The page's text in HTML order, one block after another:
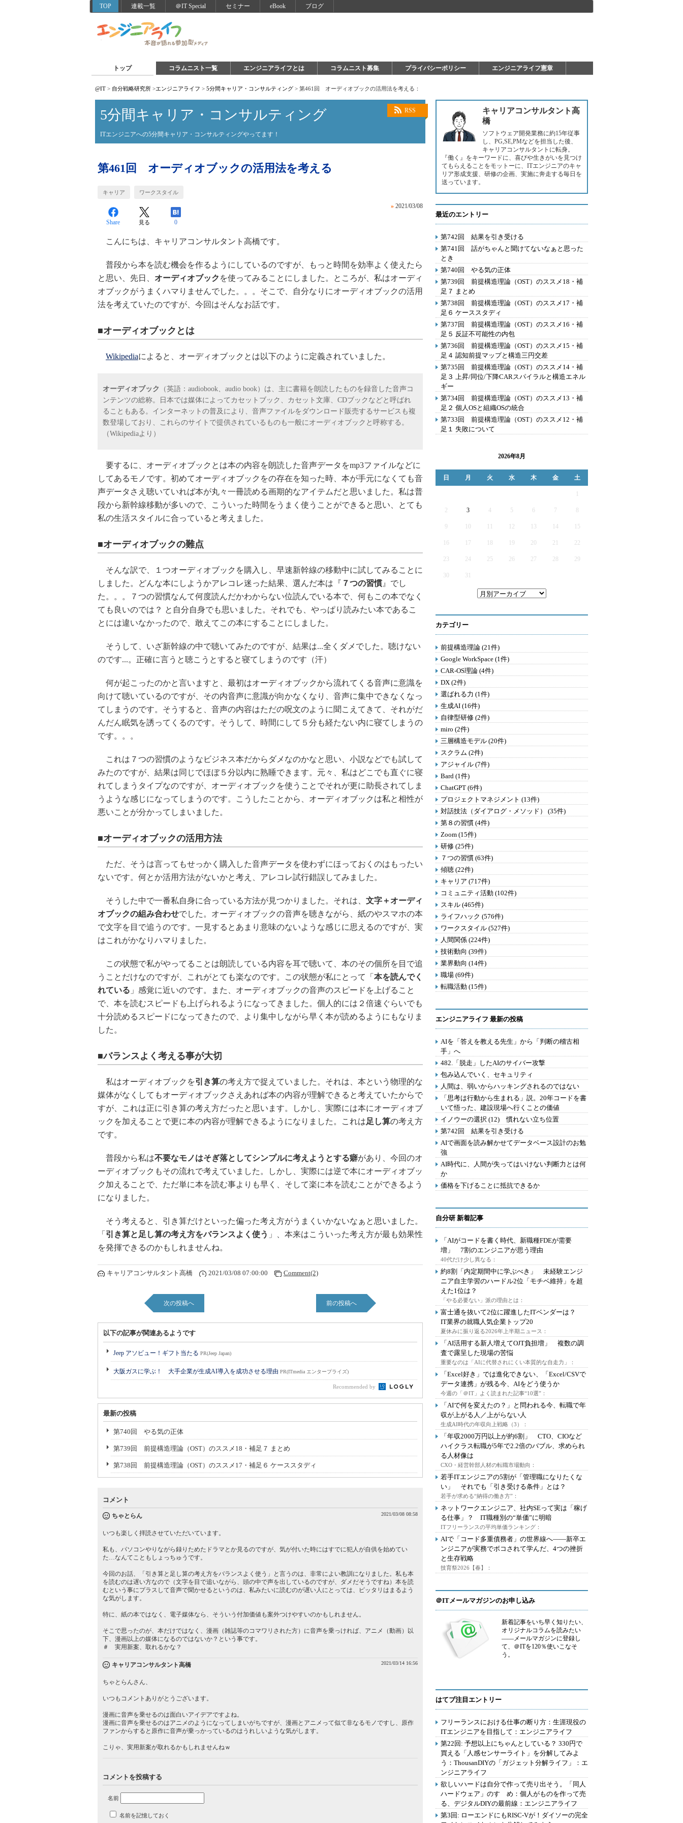
TOP 連載一覧 ＠IT Special セミナー eBook ブログ
トップ コラムニスト一覧 エンジニアライフとは コラムニスト募集 プライバシーポリシー エンジニアライフ憲章
@IT > 自分戦略研究所 >エンジニアライフ > 5分間キャリア・コンサルティング > 第461回 オーディオブックの活用法を考える：
RSS
5分間キャリア・コンサルティング
ITエンジニアへの5分間キャリア・コンサルティングやってます！
第461回 オーディオブックの活用法を考える
キャリア ワークスタイル
» 2021/03/08
Share 見る 0
こんにちは、キャリアコンサルタント高橋です。
普段から本を読む機会を作るようにしているのですが、もっと時間を効率よく使えたら
と思い、先日、 オーディオブック を使ってみることにしました。ところが、私はオーディ
オブックがうまくハマりませんでした。。。そこで、自分なりにオーディオブックの活用
法を考えていたのですが、今回はそんなお話です。
■オーディオブックとは
Wikipediaによると、オーディオブックとは以下のように定義されていました。
オーディオブック
（英語：audiobook、audio book）は、主に書籍を朗読したものを録音した音声コ
ンテンツの総称。日本では媒体によってカセットブック、カセット文庫、CDブックなどと呼ばれ
ることもある。インターネットの普及により、音声ファイルをダウンロード販売するサービスも複
数登場しており、これらのサイトで提供されているものも一般にオーディオブックと呼称する。
（Wikipediaより）
要するに、オーディオブックとは本の内容を朗読した音声データをmp3ファイルなどに
してあるモノです。初めてオーディオブックをの存在を知った時、本が手元になくても音
声データさえ聴いていれば本が丸々一冊読める画期的なアイテムだと思いました。私は普
段から新幹線移動が多いので、こういった時間をうまく使うことができると思い、とても
私の生活スタイルに合っていると考えました。
■オーディオブックの難点
そんな訳で、１つオーディオブックを購入し、早速新幹線の移動中に試してみることに
しました。どんな本にしようかアレコレ迷った結果、選んだ本は『 ７つの習慣 』でし
た。。。７つの習慣なんて何度読んだかわからない位読んでいる本で、何もこの本でなく
ても良いのでは？ と自分自身でも思いました。それでも、やっぱり読みたい本であるこ
とには違いなかったので、敢えてこの本にすることにしました。
そうして、いざ新幹線の中で聴いてみたのですが、結果は...全くダメでした。聴けない
のです...。正確に言うと聴こうとすると寝てしまうのです（汗）
何が起こったのかと言いますと、最初はオーディオブックから流れてくる音声に意識を
向けて聴いているのですが、その内音声に意識が向かなくなり、音声に集中できなくなっ
てしまうのです。そうすると、音声の内容はただの呪文のように聞こえてきて、それがだ
んだん眠気を誘ってくるのです。そうして、時間にして５分も経たない内に寝てしまうの
です。。。
これは７つの習慣のようなビジネス本だからダメなのかなと思い、小説などでも試して
みたのですが、結果は同じでほぼ５分以内に熟睡できます。元々、私はどこでも直ぐに寝
れてしまうタイプなのですが、オーディオブックを使うことでそれが更に助長されてしま
うような感じになってしまうのです。こうしたことから、オーディオブックは私と相性が
悪いことが分かってしまいました。
■オーディオブックの活用方法
ただ、そうは言ってもせっかく購入した音声データを使わずにほっておくのはもったい
ないです。何とか活用方法がないかと考え、アレコレ試行錯誤してみました。
そうした中で一番私自身に合っている方法が見つかりました。それは、 文字＋オーディ
オブックの組み合わせでした。オーディオブックの音声を聴きながら、紙のやスマホの本
で文字を目で追うのです。一見するとあまり意味のないような感じに思えるのですが、実
はこれがかなりハマりました。
この状態で私がやってることは朗読している内容を耳で聴いて、本のその個所を目で追
うことだけなのですが、これがとても楽なのです。この状態が私にとって「 本を読んでく
れている 」感覚に近いのです。また、オーディオブックの音声のスピードを上げること
で、本を読むスピードも上げられるようになってきました。個人的には２倍速ぐらいでも
十分読めるスピードになってきたので、より集中しながら早く本が読めるようにもなりま
した。
■バランスよく考える事が大切
私はオーディオブックを引き算の考え方で捉えていました。それは、本という物理的な
媒体がなくしてもオーディオブックさえあれば本の内容が理解できると考えていたからで
すが、これは正に引き算の考え方だったと思います。しかし、実際には本にオーディオブ
ックを加えることで更に本の内容が理解できるようになりました。これは足し算の考え方
です。
普段から私は不要なモノはそぎ落としてシンプルに考えようとする癖があり、今回のオ
ーディオブックもその流れで考えていました。しかし、実際には逆で本にオーディオブッ
ク加えることで、ただ単に本を読む事よりも早く、そして楽に本を読むことができるよう
になりました。
そう考えると、引き算だけといった偏った考え方がうまくいかないなぁと思いました。
「 引き算と足し算の考え方をバランスよく使う 」、本来はこういった考え方が最も効果性
を発揮できるのかもしれませんね。
キャリアコンサルタント高橋 2021/03/08 07:00:00 Comment(2)
次の投稿へ 前の投稿へ
以下の記事が関連あるようです
Jeep アソビュー！ギフト当たる PR(Jeep Japan)
大阪ガスに学ぶ！ 大手企業が生成AI導入を成功させる理由 PR(ITmedia エンタープライズ)
Recommended by
最新の投稿
第740回 やる気の正体
第739回 前提構造理論（OST）のススメ18・補足７ まとめ
第738回 前提構造理論（OST）のススメ17・補足６ ケーススタディ
コメント
ちゃとらん 2021/03/08 08:58
いつも楽しく拝読させていただいています。
私も、パソコンやりながら録りためたドラマとか見るのですが、気が付いた時にはすでに犯人が自供を始めてい
た…なんてこともしょっちゅうです。
今回のお話、「引き算と足し算の考え方をバランスよく使う」と言うのは、非常によい教訓になりました。私も本
を読むのは遅い方なので（文字を目で追いながら、頭の中で声を出しているのですが、ダメだそうですね）本を読
むという事にプラスして音声で聞かせるというのは、私みたいに読むのが遅い人にとっては、ピッタリはまるよう
な気がします。
特に、紙の本ではなく、電子媒体なら、そういう付加価値も案外つけやすいのかもしれません。
そこで思ったのが、本だけではなく、漫画（雑誌等のコマワリされた方）に音声を乗っければ、アニメ（動画）以
下、漫画以上の媒体になるのではないか？という事です。
＃ 実用新案、取れるかな？
キャリアコンサルタント高橋 2021/03/14 16:56
ちゃとらんさん、
いつもコメントありがとうございます。
漫画に音声を乗せるのは面白いアイデアですよね。
漫画に音声を乗せるのはアニメのようになってしまいがちですが、漫画とアニメって似て非なるモノですし、原作
ファンからすると原作に音声が乗っかっているのはうれしいような気がします。
こりゃ、実用新案が取れるかもしれませんねｗ
コメントを投稿する
名前
名前を記憶しておく
キャリアコンサルタント高
橋
ソフトウェア開発業務に約15年従事
し、PG,SE,PMなどを担当した後、
キャリアコンサルタントに転身。
『働く』をキーワードに、喜びや生きがいを見つけ
てもらえることをモットーに、ITエンジニアのキャ
リア形成支援、研修の企画、実施に奔走する毎日を
送っています。
最近のエントリー
第742回 結果を引き受ける
第741回 話がちゃんと聞けてないなぁと思った
とき
第740回 やる気の正体
第739回 前提構造理論（OST）のススメ18・補
足７ まとめ
第738回 前提構造理論（OST）のススメ17・補
足６ ケーススタディ
第737回 前提構造理論（OST）のススメ16・補
足５ 反証不可能性の内包
第736回 前提構造理論（OST）のススメ15・補
足４ 認知前提マップと構造三円交差
第735回 前提構造理論（OST）のススメ14・補
足３ 上昇/同位/下降CARスパイラルと構造エネル
ギー
第734回 前提構造理論（OST）のススメ13・補
足２ 個人OSと組織OSの統合
第733回 前提構造理論（OST）のススメ12・補
足１ 失敗について
2026年8月
日 月 火 水 木 金 土
2 3 4 5 6 7
9 12 13 14 15
16 17 19 20 21 22
23 24 25 26 27 28 29
30 31
カテゴリー
前提構造理論 (21件)
Google WorkSpace (1件)
CAR-OS理論 (4件)
DX (2件)
選ばれる力 (1件)
生成AI (16件)
自律型研修 (2件)
miro (2件)
三層構造モデル (20件)
スクラム (2件)
アジャイル (7件)
Bard (1件)
ChatGPT (6件)
プロジェクトマネジメント (13件)
対話技法（ダイアログ・メソッド） (35件)
第８の習慣 (4件)
Zoom (15件)
研修 (25件)
７つの習慣 (63件)
傾聴 (22件)
キャリア (717件)
コミュニティ活動 (102件)
スキル (465件)
ライフハック (576件)
ワークスタイル (527件)
人間関係 (224件)
技術動向 (39件)
業界動向 (14件)
職場 (69件)
転職活動 (15件)
エンジニアライフ 最新の投稿
AIを「答えを教える先生」から「判断の稽古相
手」へ
482.「脱走」したAIのサイバー攻撃
包み込んでいく、セキュリティ
人間は、弱いからハッキングされるのではない
「思考は行動から生まれる」説。20年コードを書
いて悟った、建設現場へ行くことの価値
イノウーの選択 (12) 慣れない立ち位置
第742回 結果を引き受ける
AIで画面を読み解かせてデータベース設計のお勉
強
AI時代に、人間が失ってはいけない判断力とは何
か
価格を下げることに抵抗できるか
自分研 新着記事
「AIがコードを書く時代、新職種FDEが需要
増」 7割のエンジニアが思う理由
40代だけ少し異なる：
約8割「内定期間中に学ぶべき」 未経験エンジ
ニア自主学習のハードル2位「モチベ維持」を超
えた1位は？
「やる必要ない」派の理由とは：
富士通を抜いて2位に躍進したITベンダーは？
IT業界の就職人気企業トップ20
夏休みに振り返る2026年上半期ニュース：
「AI活用する新人増えてOJT負担増」 複数の調
査で露呈した現場の苦悩
重要なのは「AIに代替されにくい本質的な自走力」：
「Excel好き」では進化できない、「Excel/CSVで
データ連携」が残る今、AIをどう使うか
今週の「＠IT」よく読まれた記事“10選”：
「AIで何を変えたの？」と問われる今、転職で年
収が上がる人／上がらない人
生成AI時代の年収向上戦略（3）：
「年収2000万円以上が約6割」 CTO、CIOなど
ハイクラス転職が5年で2.2倍のバブル、求められ
る人材像は
CXO・経営幹部人材の転職市場動向：
若手ITエンジニアの5割が「管理職になりたくな
い」 それでも「引き受ける条件」とは？
若手が求める“納得の働き方”：
ネットワークエンジニア、社内SEって実は「稼げ
る仕事」？ IT職種別の“単価”に明暗
ITフリーランスの平均単価ランキング：
AIで「コード多重債務者」の世界線へ――新卒エ
ンジニアが実務でボコされて学んだ、4つの挫折
と生存戦略
技育祭2026【春】：
＠ITメールマガジンのお申し込み
新着記事をいち早く知りたい、
オリジナルコラムを読みたい
――メールマガジンに登録し
て、＠ITを120％使いこなそ
う。
はてブ注目エントリー
フリーランスにおける仕事の断り方：生涯現役の
ITエンジニアを目指して：エンジニアライフ
第22回: 予想以上にちゃんとしている？ 330円で
買える「人感センサーライト」を分解してみよ
う：ThousanDIYの「ガジェット分解ライフ」：エ
ンジニアライフ
欲しいハードは自分で作って売り出そう。「同人
ハードウェア」のすゝめ：個人がものを作って売
る、デジタルDIYの最前線：エンジニアライフ
第3回: ローエンドにもRISC-Vが！ダイソーの完全